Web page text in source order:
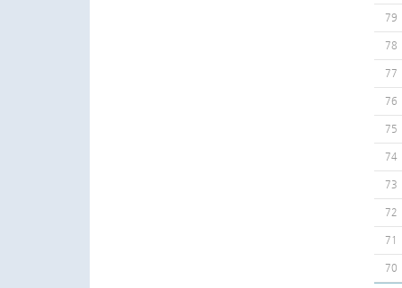
79
78
77
76
75
74
73
72
71
70